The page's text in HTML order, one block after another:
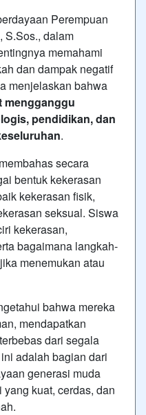
Perempuan
S.Sos., dalam
memahami
dan dampak negatif
menjelaskan bahwa
mengganggu
pendidikan, dan
.
secara
bentuk kekerasan
kekerasan fisik,
seksual. Siswa
kekerasan,
bagaimana langkah-
menemukan atau
bahwa mereka
mendapatkan
dari segala
adalah bagian dari
generasi muda
kuat, cerdas, dan